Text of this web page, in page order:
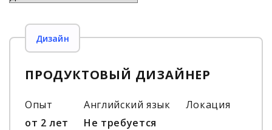
Дизайн
ПРОДУКТОВЫЙ ДИЗАЙНЕР
Опыт
от 2 лет
Английский язык
Не требуется
Локация